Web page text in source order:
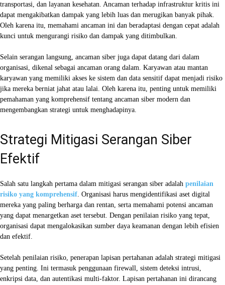
transportasi, dan layanan kesehatan. Ancaman terhadap infrastruktur kritis ini
dapat mengakibatkan dampak yang lebih luas dan merugikan banyak pihak.
Oleh karena itu, memahami ancaman ini dan beradaptasi dengan cepat adalah
kunci untuk mengurangi risiko dan dampak yang ditimbulkan.
Selain serangan langsung, ancaman siber juga dapat datang dari dalam
organisasi, dikenal sebagai ancaman orang dalam. Karyawan atau mantan
karyawan yang memiliki akses ke sistem dan data sensitif dapat menjadi risiko
jika mereka berniat jahat atau lalai. Oleh karena itu, penting untuk memiliki
pemahaman yang komprehensif tentang ancaman siber modern dan
mengembangkan strategi untuk menghadapinya.
Strategi Mitigasi Serangan Siber
Efektif
Salah satu langkah pertama dalam mitigasi serangan siber adalah penilaian
risiko yang komprehensif. Organisasi harus mengidentifikasi aset digital
mereka yang paling berharga dan rentan, serta memahami potensi ancaman
yang dapat menargetkan aset tersebut. Dengan penilaian risiko yang tepat,
organisasi dapat mengalokasikan sumber daya keamanan dengan lebih efisien
dan efektif.
Setelah penilaian risiko, penerapan lapisan pertahanan adalah strategi mitigasi
yang penting. Ini termasuk penggunaan firewall, sistem deteksi intrusi,
enkripsi data, dan autentikasi multi-faktor. Lapisan pertahanan ini dirancang